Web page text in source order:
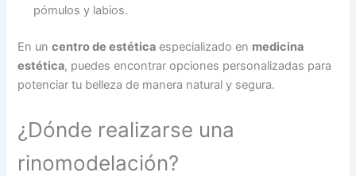
pómulos y labios.
En uncentro de estética especializado en medicina
estética, puedes encontrar opciones personalizadas para
potenciar tu belleza de manera natural y segura.
¿Dónde realizarse una
rinomodelación?